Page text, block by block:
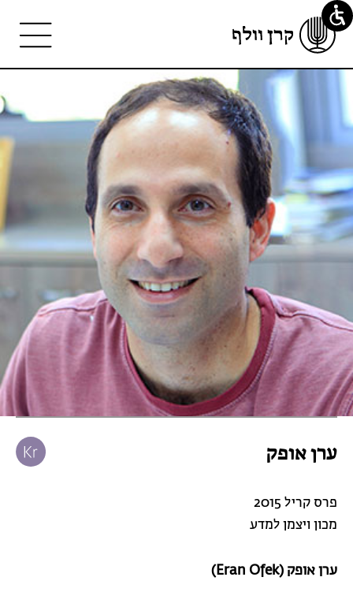
ערן אופק
פרס קריל 2015
מכון ויצמן למדע
ערן אופק (Eran Ofek)